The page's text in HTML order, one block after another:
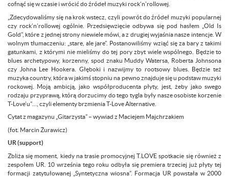
cofnąć się w czasie i wrócić do źródeł muzyki rock’n'rollowej.
„Zdecydowaliśmy się na krok wstecz, czyli powrót do źródeł muzyki popularnej
czy rock’n’rollowej ogólnie. Przedsięwzięcie odbywa się pod hasłem „Old Is
Gold”, które z jednej strony niewiele mówi, a z drugiej wyjaśnia nasze intencje. W
wolnym tłumaczeniu: „stare, ale jare”. Postanowiliśmy wziąć się za bary z takimi
gatunkami, z którymi nie mieliśmy do tej pory zbyt wiele wspólnego. Będzie to
blues archetypowy, korzenny, spod znaku Muddy Watersa, Roberta Johnsona
czy Johna Lee Hookera. Głęboki i nazwijmy to rootsowy blues. Będzie też
muzyka country, która w jakimś stopniu na pewno znajduje się u podstaw muzyki
rockowej. Moją ambicją, jako współproducenta płyty, jest, żeby jako swego
rodzaju przyprawą, którą dorzucimy do tego tygla były nasze osobiste korzenie
T-Love’u”…, czyli elementy brzmienia T-Love Alternative.
Cytat z magazynu „Gitarzysta” – wywiad z Maciejem Majchrzakiem
(fot. Marcin Żurawicz)
UR (support)
Zbliża się moment, kiedy na trasie promocyjnej T.LOVE spotkacie się również z
zespołem UR. 10 września tego roku odbyła się premiera trzeciej już płyty tej
formacji zatytułowanej „Syntetyczna wiosna”. Formacja UR powstała w 2000